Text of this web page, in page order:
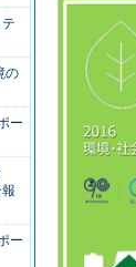
の
ー
ー